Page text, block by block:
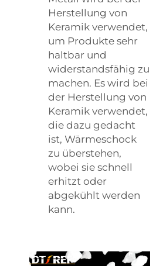
Herstellung von
Keramik verwendet,
um Produkte sehr
haltbar und
widerstandsfähig zu
machen. Es wird bei
der Herstellung von
Keramik verwendet,
die dazu gedacht
ist, Wärmeschock
zu überstehen,
wobei sie schnell
erhitzt oder
abgekühlt werden
kann.